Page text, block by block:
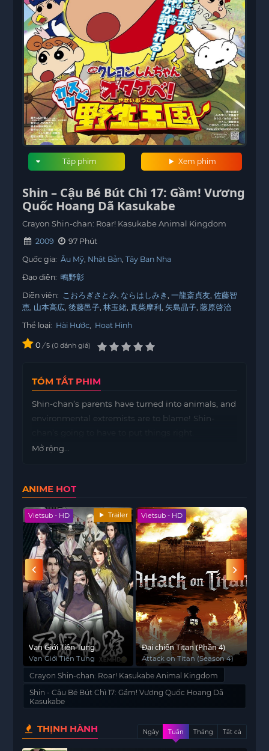
Xem phim
Tập phim
Shin – Cậu Bé Bút Chì 17: Gầm! Vương
Quốc Hoang Dã Kasukabe
Crayon Shin-chan: Roar! Kasukabe Animal Kingdom
2009
97 Phút
Quốc gia: Âu Mỹ Nhật Bản Tây Ban Nha
Đạo diễn: 鴫野彰
Diễn viên:
こおろぎさとみ ならはしみき 一龍斎貞友 佐藤智
恵 山本高広 後藤邑子 林玉緒 真柴摩利 矢島晶子 藤原啓治
Thể loại: Hài Hước Hoạt Hình
0 / 5 0 đánh giá
TÓM TẮT PHIM
Shin-chan’s parents have turned into animals, and
environmental extremists are to blame! Shin-
Mở rộng...
ANIME HOT
Vietsub - HD Trailer
Vạn Giới Tiên Tung
Vạn Giới Tiên Tung
Vietsub - HD
Đại chiến Titan (Phần 4)
Attack on Titan (Season 4)
Crayon Shin-chan: Roar! Kasukabe Animal Kingdom
Shin - Cậu Bé Bút Chì 17: Gầm! Vương Quốc Hoang Dã
Kasukabe
THỊNH HÀNH Ngày Tuần Tháng Tất cả